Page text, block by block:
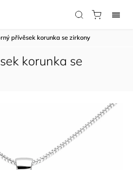
přívěsek korunka se zirkony
korunka se